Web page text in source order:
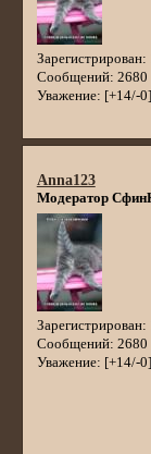
Зарегистрирован:
Сообщений: 2680
Уважение: [+14/-0]
Anna123
Модератор
Зарегистрирован:
Сообщений: 2680
Уважение: [+14/-0]